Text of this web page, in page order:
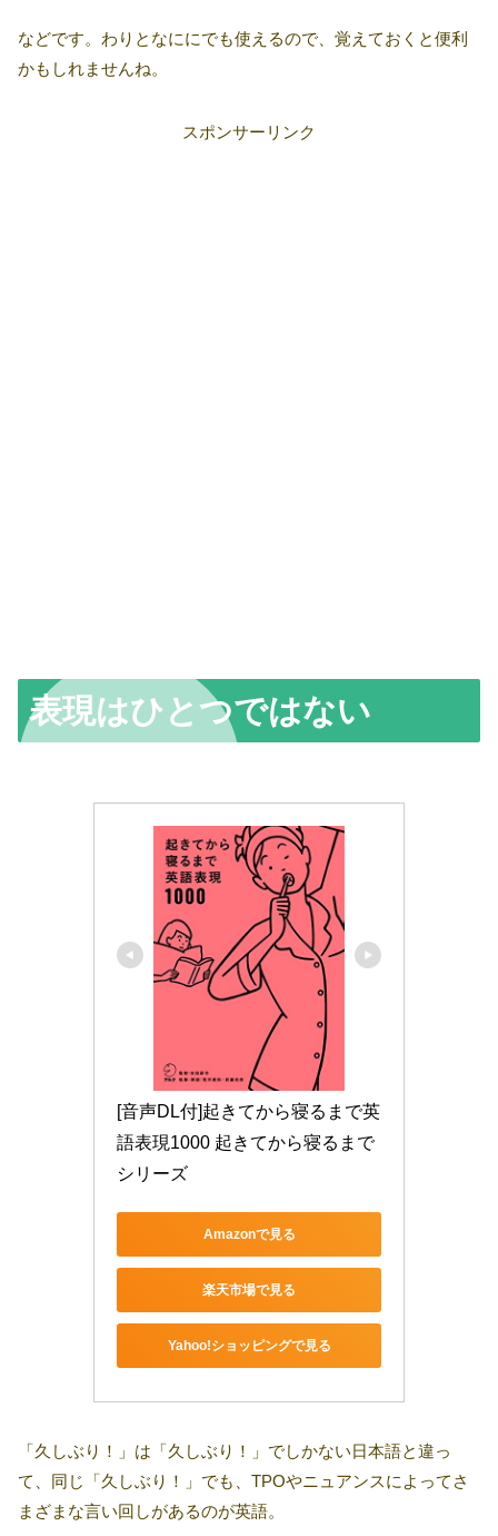
などです。わりとなににでも使えるので、覚えておくと便利
かもしれませんね。
スポンサーリンク
表現はひとつではない
[音声DL付]起きてから寝るまで英
語表現1000 起きてから寝るまで
シリーズ
Amazonで見る
楽天市場で見る
Yahoo!ショッピングで見る
「久しぶり！」は「久しぶり！」でしかない日本語と違っ
て、同じ「久しぶり！」でも、TPOやニュアンスによってさ
まざまな言い回しがあるのが英語。